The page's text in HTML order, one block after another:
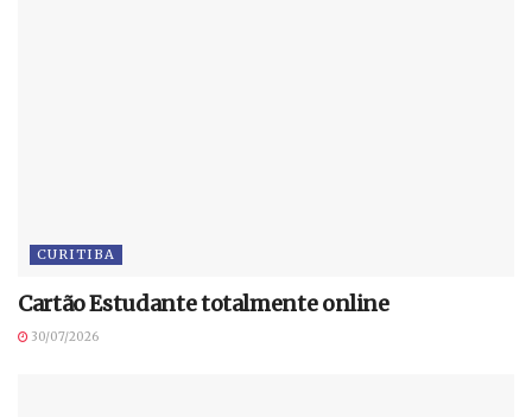
CURITIBA
Cartão Estudante totalmente online
30/07/2026